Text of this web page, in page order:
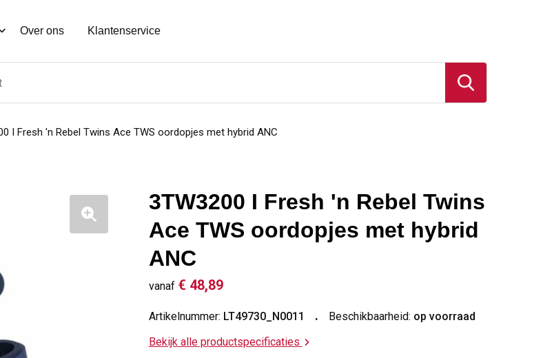
Over ons Klantenservice
I Fresh 'n Rebel Twins Ace TWS oordopjes met hybrid ANC
3TW3200 I Fresh 'n Rebel Twins
Ace TWS oordopjes met hybrid
ANC
vanaf € 48,89
Artikelnummer: LT49730_N0011 Beschikbaarheid: op voorraad
Bekijk alle productspecificaties